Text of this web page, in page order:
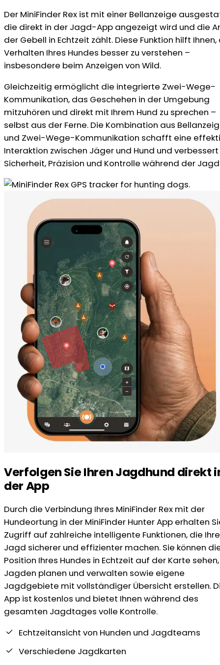
Der MiniFinder Rex ist mit einer Bellanzeige
die direkt in der Jagd-App angezeigt wird und die
der Gebell in Echtzeit zählt. Diese Funktion hilft
Verhalten Ihres Hundes besser zu verstehen –
insbesondere beim Anzeigen von Wild.
Gleichzeitig ermöglicht die integrierte Zwei-Wege-
Kommunikation, das Geschehen in der Umgebung
mitzuhören und direkt mit Ihrem Hund zu sprechen –
selbst aus der Ferne. Die Kombination aus
und Zwei-Wege-Kommunikation schafft eine
Interaktion zwischen Jäger und Hund und verbessert
Sicherheit, Präzision und Kontrolle während der
Verfolgen Sie Ihren Jagdhund direkt
der App
Durch die Verbindung Ihres MiniFinder Rex mit der
Hundeortung in der MiniFinder Hunter App erhalten
Zugriff auf zahlreiche intelligente Funktionen, die Ihre
Jagd sicherer und effizienter machen. Sie können
Position Ihres Hundes in Echtzeit auf der Karte sehen,
Jagden planen und verwalten sowie eigene
Jagdgebiete mit vollständiger Übersicht erstellen.
App ist kostenlos und bietet Ihnen während des
gesamten Jagdtages volle Kontrolle.
Echtzeitansicht von Hunden und Jagdteams
Verschiedene Jagdkarten